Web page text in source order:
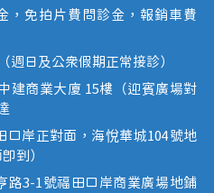
，免拍片費問診金，報銷車費
週日及公眾假期正常接診）
建商業大廈 15樓（迎賓廣場對
口岸正對面，海悅華城104號地
到）
路3-1號福田口岸商業廣場地鋪